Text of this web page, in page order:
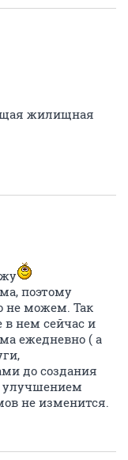
жилищная
поэтому
не можем. Так
нем сейчас и
ежедневно ( а
до создания
улучшением
не изменится.